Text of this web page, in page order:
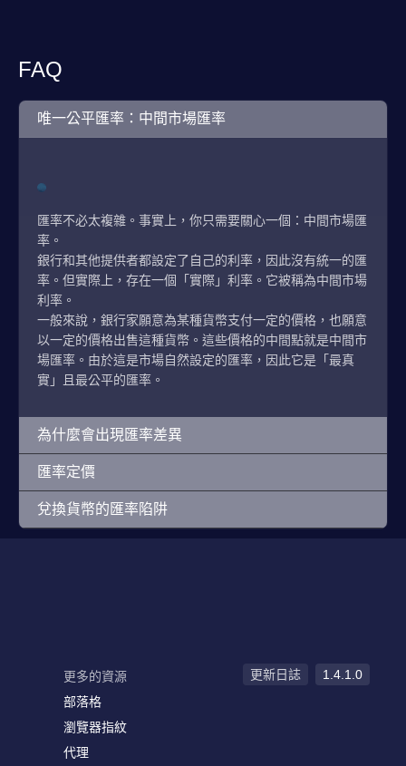
FAQ
唯一公平匯率：中間市場匯率
匯率不必太複雜。事實上，你只需要關心一個：中間市場匯
率。
銀行和其他提供者都設定了自己的利率，因此沒有統一的匯
率。但實際上，存在一個「實際」利率。它被稱為中間市場
利率。
一般來說，銀行家願意為某種貨幣支付一定的價格，也願意
以一定的價格出售這種貨幣。這些價格的中間點就是中間市
場匯率。由於這是市場自然設定的匯率，因此它是「最真
實」且最公平的匯率。
為什麼會出現匯率差異
匯率定價
兌換貨幣的匯率陷阱
更多的資源
部落格
瀏覽器指紋
代理
更新日誌 1.4.1.0